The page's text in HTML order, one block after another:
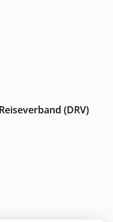
(DRV)